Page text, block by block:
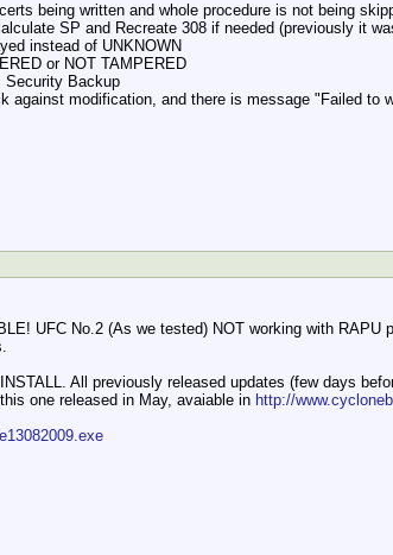
being written and whole procedure is not being
SP and Recreate 308 if needed (previously it
instead of UNKNOWN
or NOT TAMPERED
Security Backup
modification, and there is message "Failed
UFC No.2 (As we tested) NOT working with RAPU
All previously released updates (few days
one released in May, avaiable in http://